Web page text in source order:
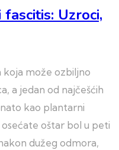
Uzroci,
može ozbiljno
a jedan od najčešćih
kao plantarni
oštar bol u peti
dužeg odmora,